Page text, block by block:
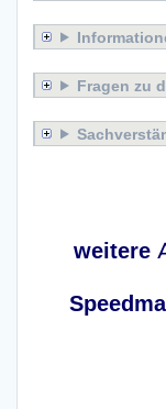
Fragen zu
weitere